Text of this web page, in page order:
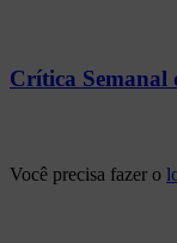
Crítica Semanal
Você precisa fazer o